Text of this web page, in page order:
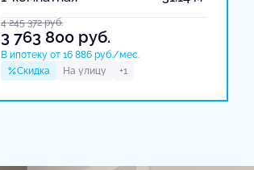
4 245 372руб.
3 763 800 руб.
В ипотеку от 16 886 руб./мес.
Скидка
На улицу +1